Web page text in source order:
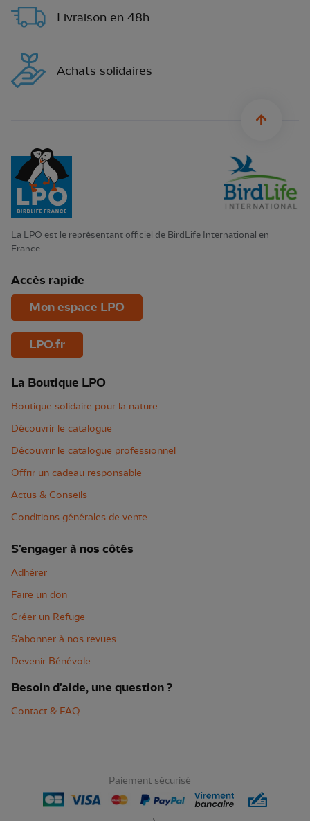
Livraison en 48h
Achats solidaires
La LPO est le représentant officiel de BirdLife International en
France
Accès rapide
Mon espace LPO
LPO.fr
La Boutique LPO
Boutique solidaire pour la nature
Découvrir le catalogue
Découvrir le catalogue professionnel
Offrir un cadeau responsable
Actus & Conseils
Conditions générales de vente
S'engager à nos côtés
Adhérer
Faire un don
Créer un Refuge
S'abonner à nos revues
Devenir Bénévole
Besoin d'aide, une question ?
Contact & FAQ
Paiement sécurisé